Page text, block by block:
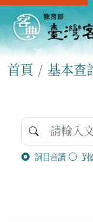
首頁 基本查
詞目音讀 對